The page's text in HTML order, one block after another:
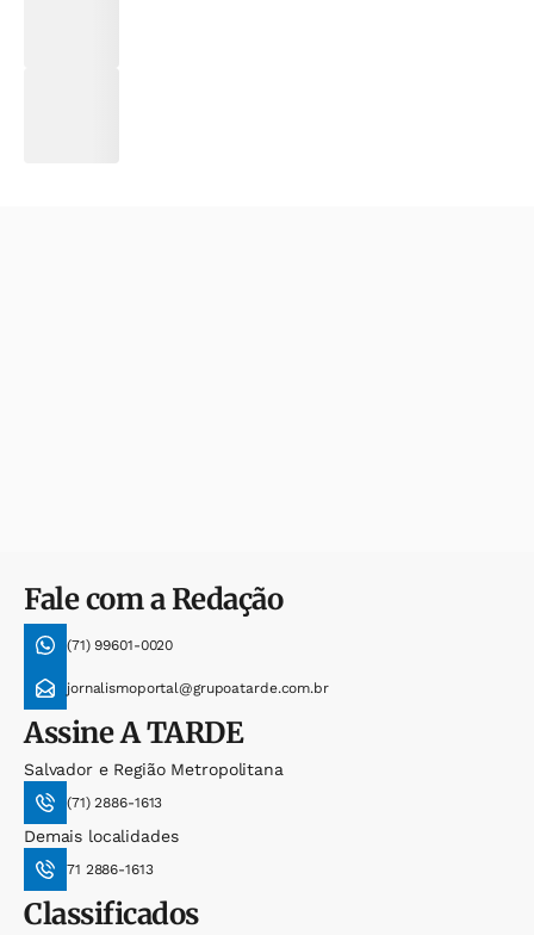
Fale com a Redação
(71) 99601-0020
jornalismoportal@grupoatarde.com.br
AssineA TARDE
Salvador e Região Metropolitana
(71) 2886-1613
Demais localidades
71 2886-1613
Classificados